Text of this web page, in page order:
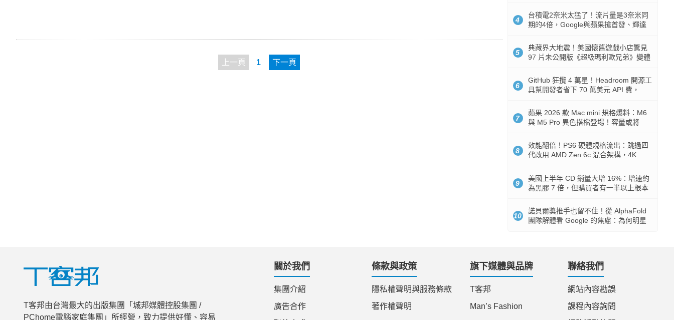
上一頁 1 下一頁
4
台積電2奈米太猛了！流片量是3奈米同
期的4倍，Google與蘋果搶首發、輝達
5
典藏界大地震！美國懷舊遊戲小店驚見
97 片未公開版《超級瑪利歐兄弟》變體
6
GitHub 狂攬 4 萬星！Headroom 開源工
具幫開發者省下 70 萬美元 API 費，
7
蘋果 2026 款 Mac mini 規格爆料：M6
與 M5 Pro 異色搭檔登場！容量或將
8
效能翻倍！PS6 硬體規格流出：跳過四
代改用 AMD Zen 6c 混合架構，4K
9
美國上半年 CD 銷量大增 16%：增速約
為黑膠 7 倍，但購買者有一半以上根本
10
諾貝爾獎推手也留不住！從 AlphaFold
團隊解體看 Google 的焦慮：為何明星
T客邦由台灣最大的出版集團「城邦媒體控股集團 /
PChome電腦家庭集團」所經營，致力提供好懂、容易
關於我們
集團介紹
廣告合作
條款與政策
隱私權聲明與服務條款
著作權聲明
旗下媒體與品牌
T客邦
Man’s Fashion
聯絡我們
網站內容勘誤
課程內容詢問